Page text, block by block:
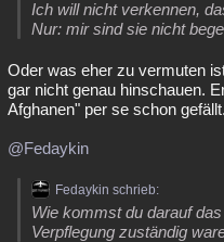
Ich will nicht verkennen,
Nur: mir sind sie nicht
Oder was eher zu vermuten
gar nicht genau hinschauen.
Afghanen" per se schon gefällt.
@Fedaykin
Fedaykin schrieb:
Wie kommst du darauf
Verpflegung zuständig